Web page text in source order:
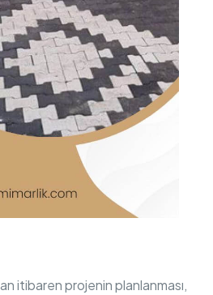
itibaren projenin planlanması,